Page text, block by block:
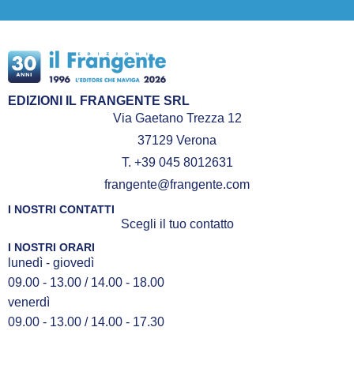
EDIZIONI IL FRANGENTE SRL
Via Gaetano Trezza 12
37129 Verona
T. +39 045 8012631
frangente@frangente.com
I NOSTRI CONTATTI
Scegli il tuo contatto
I NOSTRI ORARI
lunedì - giovedì
09.00 - 13.00 / 14.00 - 18.00
venerdì
09.00 - 13.00 / 14.00 - 17.30